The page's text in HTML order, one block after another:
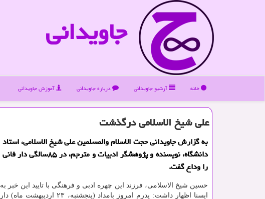
جاویدانی
خانه آرشیو جاویدانی درباره جاویدانی آموزش جاویدانی
علی شیخ الاسلامی درگذشت
به گزارش جاویدانی حجت الاسلام والمسلمین علی شیخ الاسلامی، استاد
دانشگاه، نویسنده و پژوهشگر ادبیات و مترجم، در ۸۵سالگی دار فانی
را وداع گفت.
حسین شیخ الاسلامی، فرزند این چهره ادبی و فرهنگی با تایید این خبر به
ایسنا اظهار داشت: پدرم امروز بامداد (پنجشنبه، ۲۳ اردیبهشت ماه) دار